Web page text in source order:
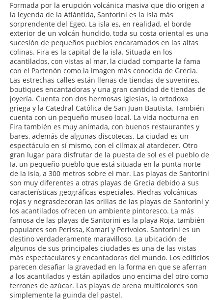
Formada por la erupción volcánica masiva que dio origen a
la leyenda de la Atlántida, Santorini es la isla más
sorprendente del Egeo. La isla es, en realidad, el borde
exterior de un volcán hundido, toda su costa oriental es una
sucesión de pequeños pueblos encaramados en las altas
colinas. Fira es la capital de la isla. Situada en los
acantilados, con vistas al mar, la ciudad comparte la fama
con el Partenón como la imagen más conocida de Grecia.
Las estrechas calles están llenas de tiendas de suvenires,
boutiques encantadoras y una gran cantidad de tiendas de
joyería. Cuenta con dos hermosas iglesias, la ortodoxa
griega y la Catedral Católica de San Juan Bautista. También
cuenta con un pequeño museo local. La vida nocturna en
Fira también es muy animada, con buenos restaurantes y
bares, además de algunas discotecas. La ciudad es un
espectáculo en sí mismo, con el clímax al atardecer. Otro
gran lugar para disfrutar de la puesta de sol es el pueblo de
Ia, un pequeño pueblo que está situada en la punta norte
de la isla, a 300 metros sobre el mar. Las playas de Santorini
son muy diferentes a otras playas de Grecia debido a sus
características geográficas especiales. Piedras volcánicas
rojas y negrasdecoran las orillas de las playas de Santorini y
los acantilados ofrecen un ambiente pintoresco. La más
famosa de las playas de Santorini es la playa Roja, también
populares son Perissa, Kamari y Perivolos. Santorini es un
destino verdaderamente maravilloso. La ubicación de
algunos de sus principales ciudades es una de las vistas
más espectaculares y encantadoras del mundo. Los edificios
parecen desafiar la gravedad en la forma en que se aferran
a los acantilados y están apilados uno encima del otro como
terrones de azúcar. Las playas de arena multicolores son
simplemente la guinda del pastel.